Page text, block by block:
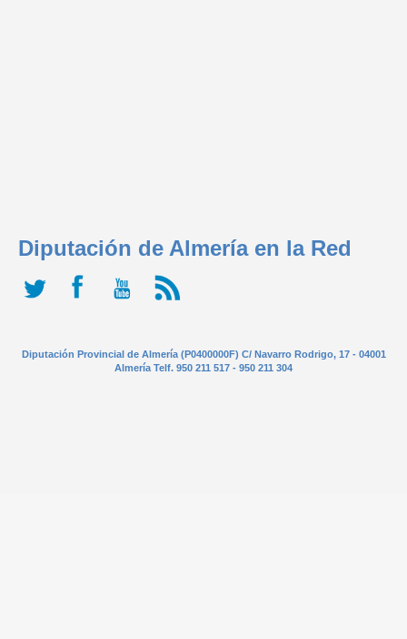
Diputación de Almería en la Red
Diputación Provincial de Almería (P0400000F) C/ Navarro Rodrigo, 17 - 04001
Almería Telf. 950 211 517 - 950 211 304